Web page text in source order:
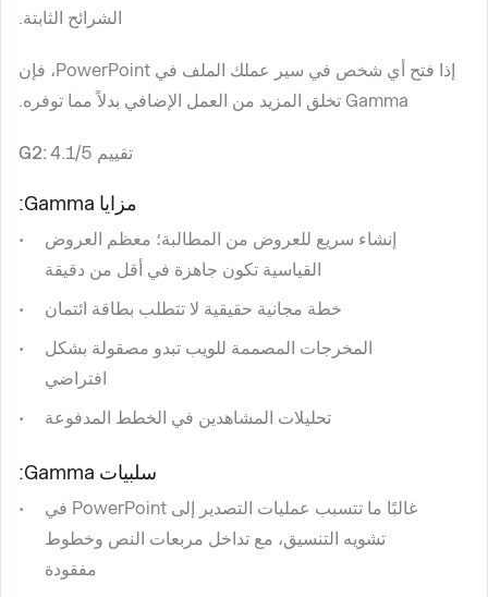
الشرائح الثابتة.
إذا فتح أي شخص في سير عملك الملف في PowerPoint، فإن
Gamma تخلق المزيد من العمل الإضافي بدلاً مما توفره.
تقييم G2: 4.1/5
مزايا Gamma:
إنشاء سريع للعروض من المطالبة؛ معظم العروض
القياسية تكون جاهزة في أقل من دقيقة
خطة مجانية حقيقية لا تتطلب بطاقة ائتمان
المخرجات المصممة للويب تبدو مصقولة بشكل
افتراضي
تحليلات المشاهدين في الخطط المدفوعة
سلبيات Gamma:
غالبًا ما تتسبب عمليات التصدير إلى PowerPoint في
تشويه التنسيق، مع تداخل مربعات النص وخطوط
مفقودة